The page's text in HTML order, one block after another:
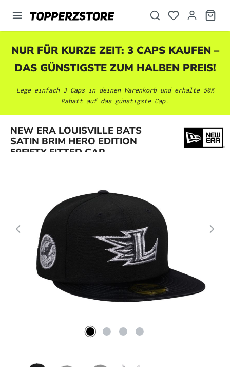
springen
NUR FÜR KURZE ZEIT: 3 CAPS KAUFEN –
DAS GÜNSTIGSTE ZUM HALBEN PREIS!
Lege einfach 3 Caps in deinen Warenkorb und erhalte 50%
Rabatt auf das günstigste Cap.
NEW ERA LOUISVILLE BATS
SATIN BRIM HERO EDITION
59FIFTY FITTED CAP
Bildergalerie überspringen